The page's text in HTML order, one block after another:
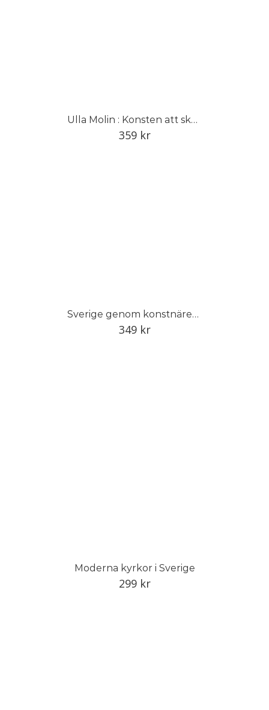
Ulla Molin : Konsten att skapa den tidlösa trädgården
359 kr
Sverige genom konstnärens öga
349 kr
Moderna kyrkor i Sverige
299 kr